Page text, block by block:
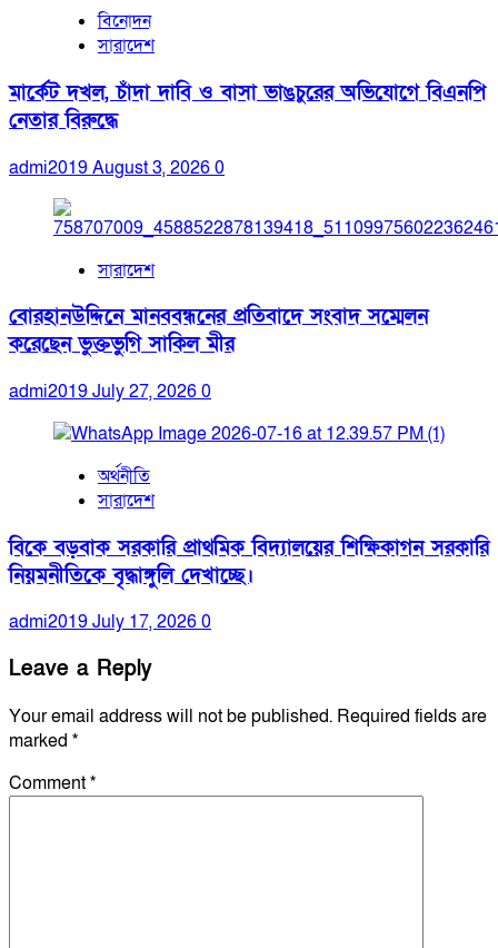
বিনোদন
সারাদেশ
মার্কেট দখল, চাঁদা দাবি ও বাসা ভাঙচুরের অভিযোগে বিএনপি
নেতার বিরুদ্ধে
admi2019August 3, 20260
সারাদেশ
বোরহানউদ্দিনে মানববন্ধনের প্রতিবাদে সংবাদ সম্মেলন
করেছেন ভুক্তভুগি সাকিল মীর
admi2019July 27, 20260
অর্থনীতি
সারাদেশ
বিকে বড়বাক সরকারি প্রাথমিক বিদ্যালয়ের শিক্ষিকাগন সরকারি
নিয়মনীতিকে বৃদ্ধাঙ্গুলি দেখাচ্ছে।
admi2019July 17, 20260
Leave a Reply
Your email address will not be published. Required fields are
marked *
Comment*